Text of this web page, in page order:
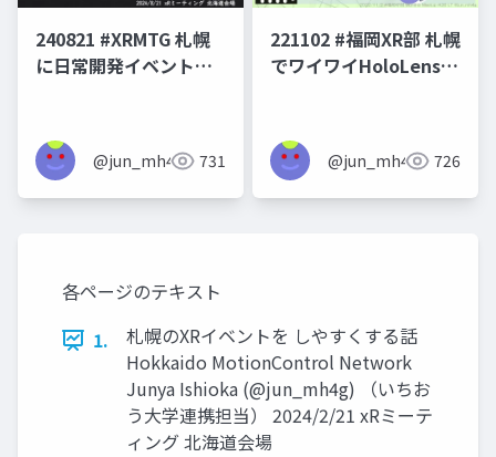
240821 #XRMTG 札幌
に日常開発イベントを
@jun_mh4g731
221102 #福岡XR部 札幌
でワイワイHoloLensや
続けている話
@jun_mh4g726
各ページのテキスト
1.
札幌のXRイベントを しやすくする話
Hokkaido MotionControl Network
Junya Ishioka (@jun_mh4g) （いちお
う大学連携担当） 2024/2/21 xRミーテ
ィング 北海道会場